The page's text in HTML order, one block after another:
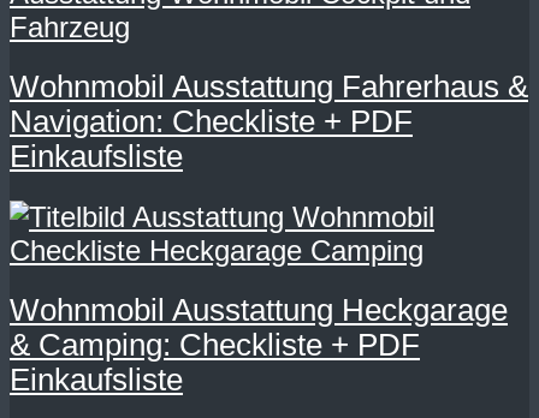
Wohnmobil Ausstattung Fahrerhaus &
Navigation: Checkliste + PDF
Einkaufsliste
Wohnmobil Ausstattung Heckgarage
& Camping: Checkliste + PDF
Einkaufsliste